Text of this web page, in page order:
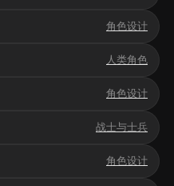
角色设计
人类角色
角色设计
战士与士兵
角色设计